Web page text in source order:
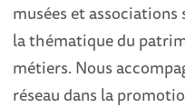
musées et
la thématique du
métiers. Nous
réseau dans la